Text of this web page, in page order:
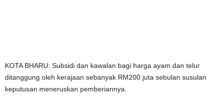
KOTA BHARU: Subsidi dan kawalan bagi harga ayam dan telur
ditanggung oleh kerajaan sebanyak RM200 juta sebulan susulan
keputusan meneruskan pemberiannya.